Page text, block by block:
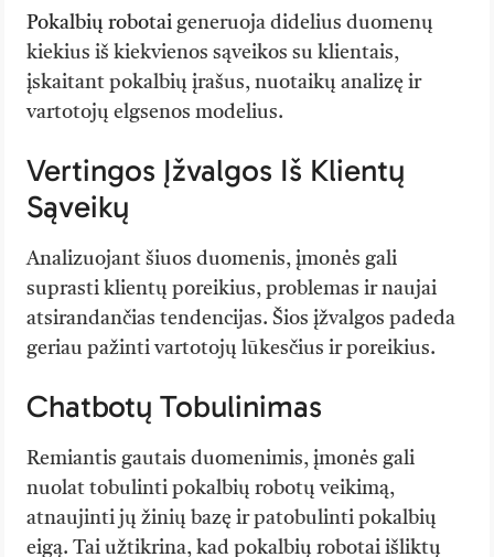
Pokalbių robotai generuoja didelius duomenų
kiekius iš kiekvienos sąveikos su klientais,
įskaitant pokalbių įrašus, nuotaikų analizę ir
vartotojų elgsenos modelius.
Vertingos Įžvalgos Iš Klientų
Sąveikų
Analizuojant šiuos duomenis, įmonės gali
suprasti klientų poreikius, problemas ir naujai
atsirandančias tendencijas. Šios įžvalgos padeda
geriau pažinti vartotojų lūkesčius ir poreikius.
Chatbotų Tobulinimas
Remiantis gautais duomenimis, įmonės gali
nuolat tobulinti pokalbių robotų veikimą,
atnaujinti jų žinių bazę ir patobulinti pokalbių
eigą. Tai užtikrina, kad pokalbių robotai išliktų